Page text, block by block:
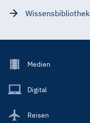
Wissensbibliothek
Footer
Main
Medien
Digital
Reisen